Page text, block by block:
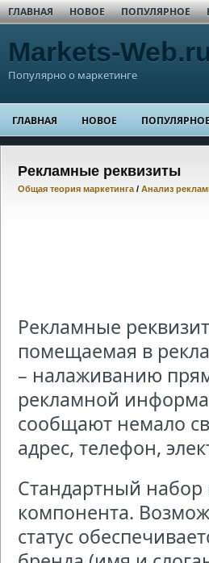
ГЛАВНАЯ НОВОЕ ПОПУЛЯРНОЕ
Markets-
Популярно о маркетинге
ГЛАВНАЯ НОВОЕ ПОПУЛЯРНОЕ
Рекламные реквизиты
Общая теория маркетинга / Анализ
Рекламные
помещаемая в
– налаживанию
рекламной
сообщают немало
адрес, телефон,
Стандартный
компонента.
статус